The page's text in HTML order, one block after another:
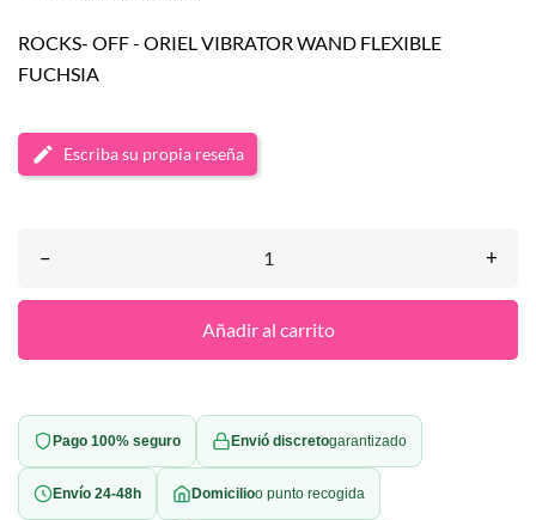
ROCKS- OFF - ORIEL VIBRATOR WAND FLEXIBLE
FUCHSIA
Escriba su propia reseña
– +
Añadir al carrito
Pago 100% seguro Envió discretogarantizado
Envío 24-48h Domicilioo punto recogida